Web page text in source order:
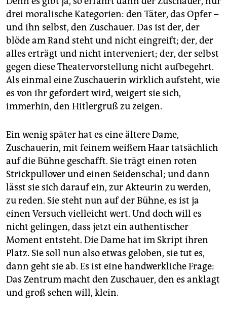
drei moralische Kategorien: den Täter, das Opfer –
und ihn selbst, den Zuschauer. Das ist der, der
blöde am Rand steht und nicht eingreift; der, der
alles erträgt und nicht interveniert; der, der selbst
gegen diese Theatervorstellung nicht aufbegehrt.
Als einmal eine Zuschauerin wirklich aufsteht, wie
es von ihr gefordert wird, weigert sie sich,
immerhin, den Hitlergruß zu zeigen.
Ein wenig später hat es eine ältere Dame,
Zuschauerin, mit feinem weißem Haar tatsächlich
auf die Bühne geschafft. Sie trägt einen roten
Strickpullover und einen Seidenschal; und dann
lässt sie sich darauf ein, zur Akteurin zu werden,
zu reden. Sie steht nun auf der Bühne, es ist ja
einen Versuch vielleicht wert. Und doch will es
nicht gelingen, dass jetzt ein authentischer
Moment entsteht. Die Dame hat im Skript ihren
Platz. Sie soll nun also etwas geloben, sie tut es,
dann geht sie ab. Es ist eine handwerkliche Frage:
Das Zentrum macht den Zuschauer, den es anklagt
und groß sehen will, klein.